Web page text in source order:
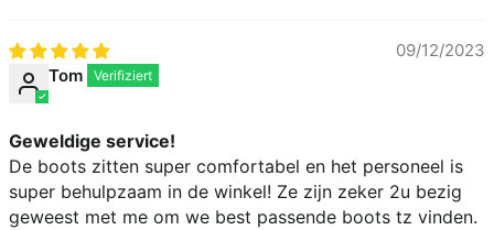
09/12/2023
Tom
Geweldige service!
De boots zitten super comfortabel en het personeel is
super behulpzaam in de winkel! Ze zijn zeker 2u bezig
geweest met me om we best passende boots tz vinden.